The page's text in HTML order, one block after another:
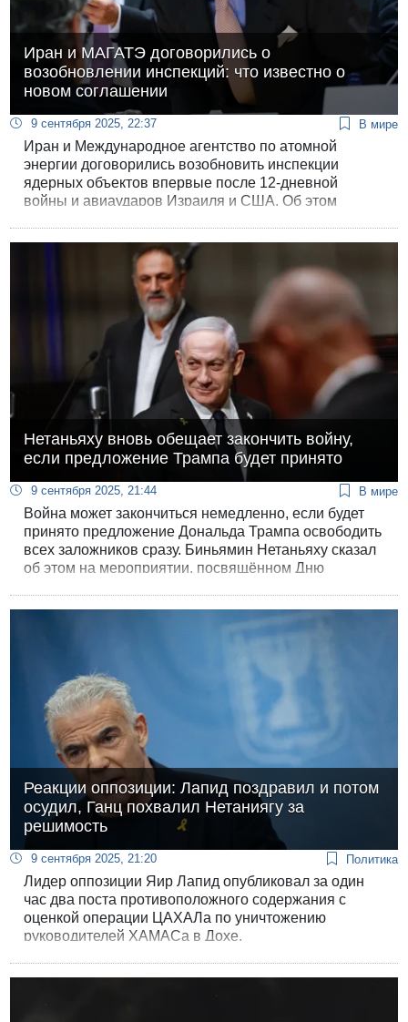
Иран и МАГАТЭ договорились о
возобновлении инспекций: что известно о
новом соглашении
9 сентября 2025, 22:37 В мире
Иран и Международное агентство по атомной
энергии договорились возобновить инспекции
ядерных объектов впервые после 12-дневной
войны и авиаударов Израиля и США. Об этом
Нетаньяху вновь обещает закончить войну,
если предложение Трампа будет принято
9 сентября 2025, 21:44 В мире
Война может закончиться немедленно, если будет
принято предложение Дональда Трампа освободить
всех заложников сразу. Биньямин Нетаньяху сказал
об этом на мероприятии, посвящённом Дню
Реакции оппозиции: Лапид поздравил и потом
осудил, Ганц похвалил Нетаниягу за
решимость
9 сентября 2025, 21:20 Политика
Лидер оппозиции Яир Лапид опубликовал за один
час два поста противоположного содержания с
оценкой операции ЦАХАЛа по уничтожению
руководителей ХАМАСа в Дохе.